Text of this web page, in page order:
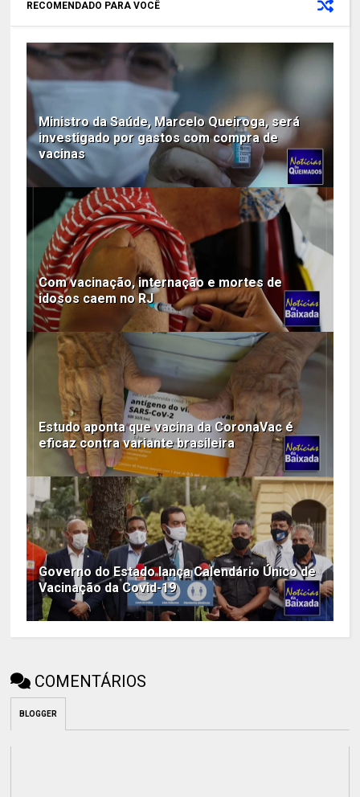
RECOMENDADO PARA VOCÊ
Ministro da Saúde, Marcelo Queiroga, será
investigado por gastos com compra de
vacinas
Com vacinação, internação e mortes de
idosos caem no RJ
Estudo aponta que vacina da CoronaVac é
eficaz contra variante brasileira
Governo do Estado lança Calendário Único de
Vacinação da Covid-19
COMENTÁRIOS
BLOGGER